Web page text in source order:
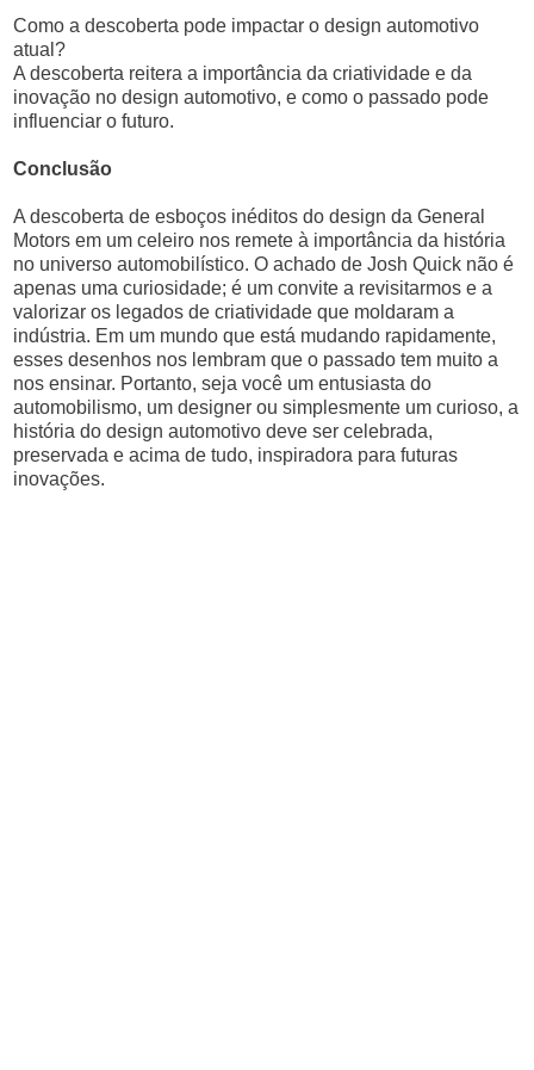
Como a descoberta pode impactar o design automotivo
atual?
A descoberta reitera a importância da criatividade e da
inovação no design automotivo, e como o passado pode
influenciar o futuro.
Conclusão
A descoberta de esboços inéditos do design da General
Motors em um celeiro nos remete à importância da história
no universo automobilístico. O achado de Josh Quick não é
apenas uma curiosidade; é um convite a revisitarmos e a
valorizar os legados de criatividade que moldaram a
indústria. Em um mundo que está mudando rapidamente,
esses desenhos nos lembram que o passado tem muito a
nos ensinar. Portanto, seja você um entusiasta do
automobilismo, um designer ou simplesmente um curioso, a
história do design automotivo deve ser celebrada,
preservada e acima de tudo, inspiradora para futuras
inovações.